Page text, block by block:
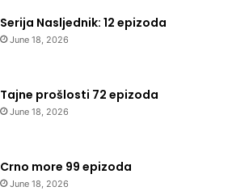
Serija Nasljednik: 12 epizoda
June 18, 2026
Tajne prošlosti 72 epizoda
June 18, 2026
Crno more 99 epizoda
June 18, 2026